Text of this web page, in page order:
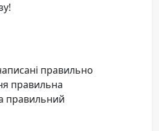
правильно
правильна
правильний